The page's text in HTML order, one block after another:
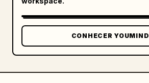
CONHECER YOUMIND